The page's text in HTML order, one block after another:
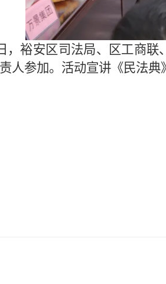
，裕安区司法局、区工商联
人参加。活动宣讲《民法典